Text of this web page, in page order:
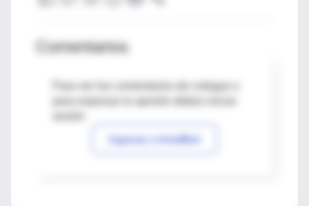
Comentarios
Para ver los comentarios de colegas o
Ingresar a IntraMed